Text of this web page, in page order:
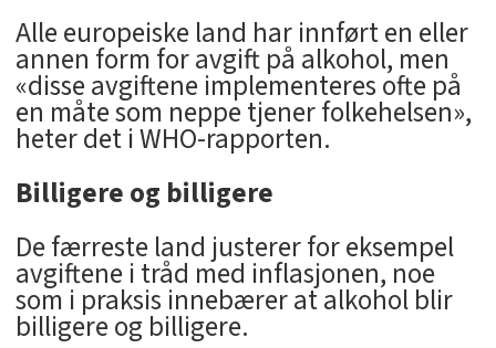
Alle europeiske land har innført en eller
annen form for avgift på alkohol, men
«disse avgiftene implementeres ofte på
en måte som neppe tjener folkehelsen»,
heter det i WHO-rapporten.
Billigere og billigere
De færreste land justerer for eksempel
avgiftene i tråd med inflasjonen, noe
som i praksis innebærer at alkohol blir
billigere og billigere.